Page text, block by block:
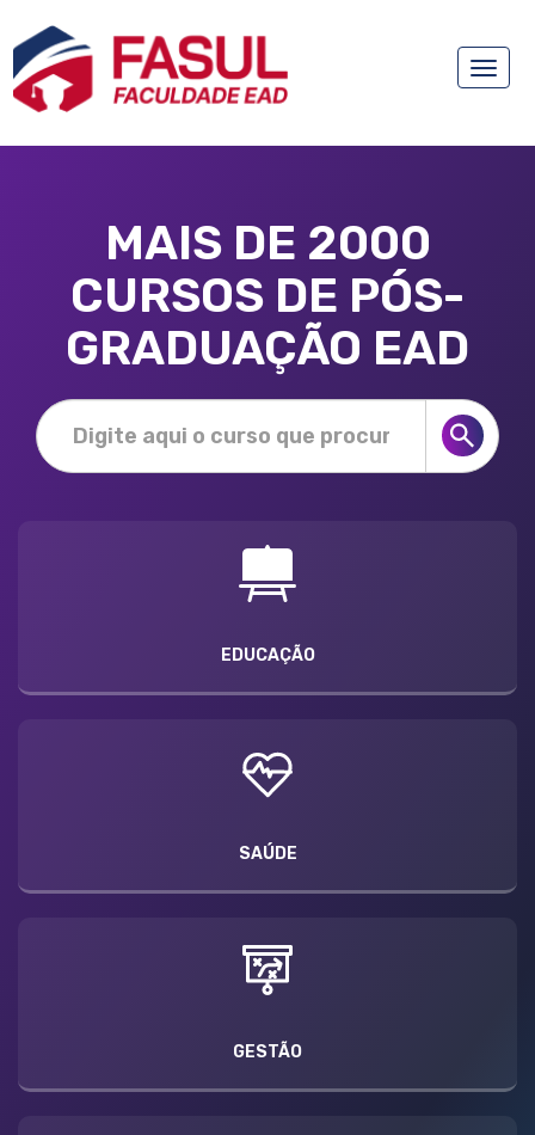
Toggle
MAIS DE 2000
CURSOS DE PÓS-
GRADUAÇÃO EAD
EDUCAÇÃO
SAÚDE
GESTÃO